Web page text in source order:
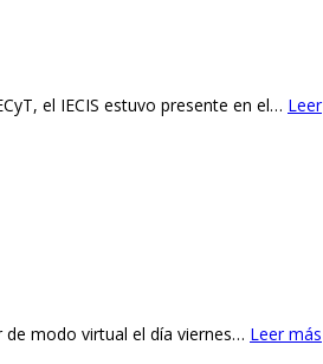
el IECIS estuvo presente en el… Leer
de modo virtual el día viernes… Leer más